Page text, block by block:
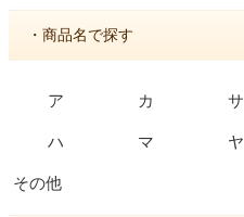
・商品名で探す
ア カ サ
ハ マ ヤ
その他